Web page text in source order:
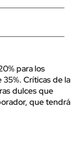
para los
Críticas de la
dulces que
que tendrá